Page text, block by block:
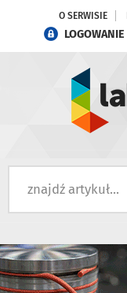
O SERWISIE
LOGOWANIE